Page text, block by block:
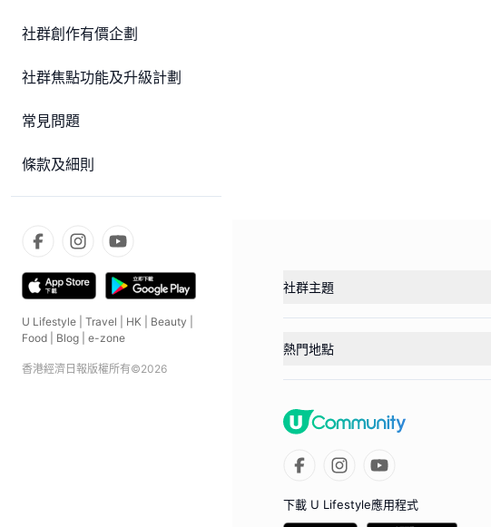
社群創作有價企劃
社群焦點功能及升級計劃
常見問題
條款及細則
U Lifestyle Travel HK Beauty
Food
Blog e-zone
香港經濟日報版權所有©2026
社群主題
熱門地點
下載 U Lifestyle應用程式